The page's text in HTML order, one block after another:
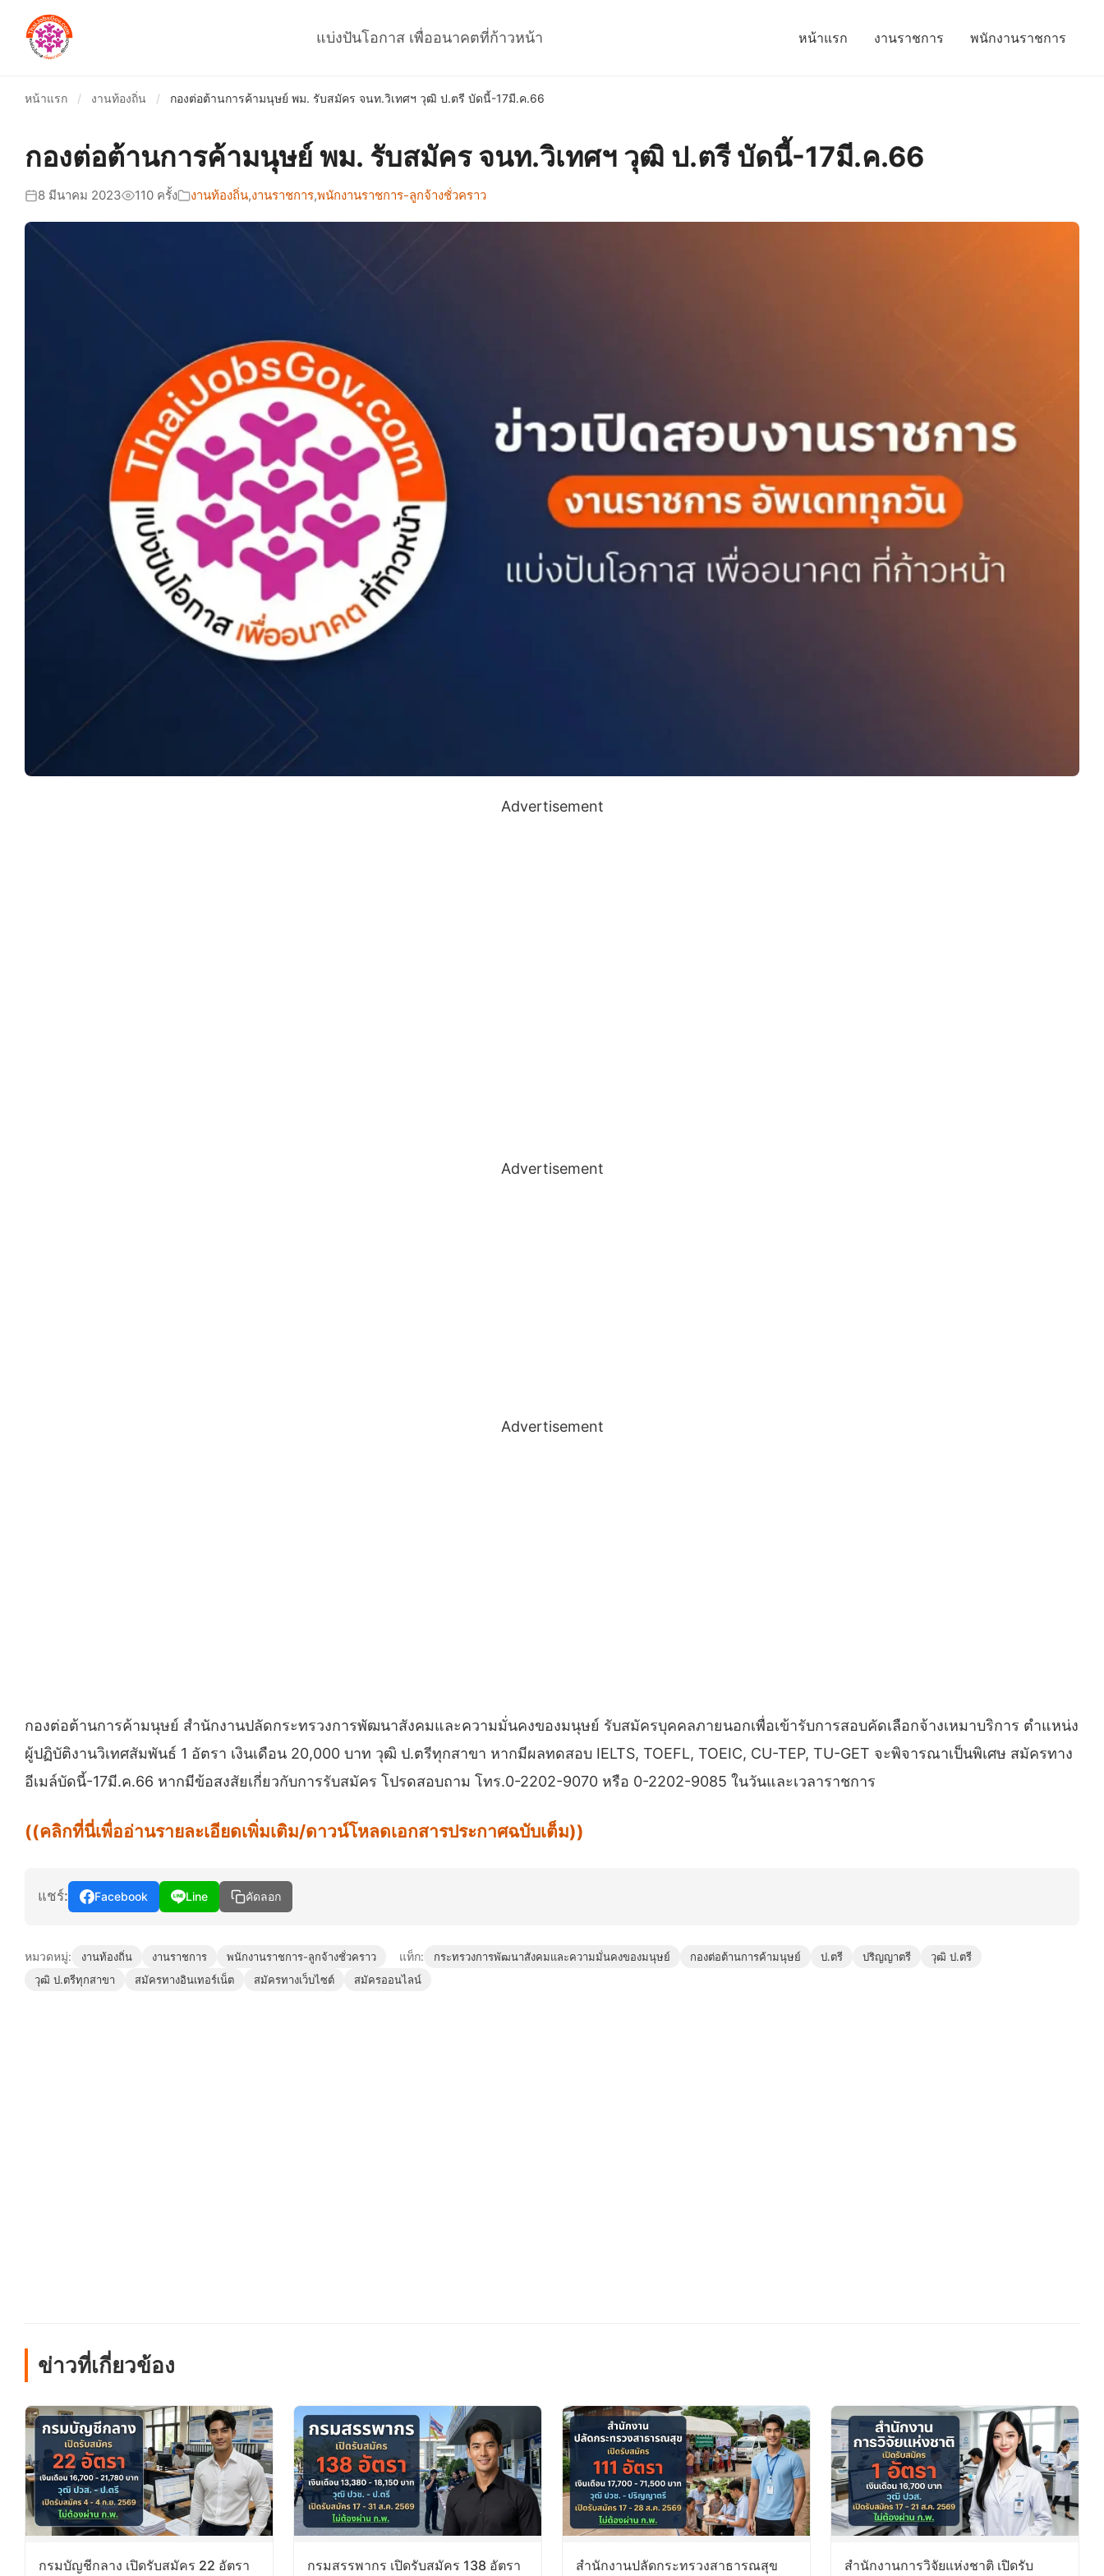
แบ่งปันโอกาส เพื่ออนาคตที่ก้าวหน้า หน้าแรก งานราชการ พนักงานราชการ
หน้าแรก / งานท้องถิ่น / กองต่อต้านการค้ามนุษย์ พม. รับสมัคร จนท.วิเทศฯ วุฒิ ป.ตรี บัดนี้-17มี.ค.66
กองต่อต้านการค้ามนุษย์ พม. รับสมัคร จนท.วิเทศฯ วุฒิ ป.ตรี บัดนี้-17มี.ค.66
8 มีนาคม 2023 110 ครั้ง งานท้องถิ่น,งานราชการ,พนักงานราชการ-ลูกจ้างชั่วคราว
Advertisement
Advertisement
Advertisement
กองต่อต้านการค้ามนุษย์ สำนักงานปลัดกระทรวงการพัฒนาสังคมและความมั่นคงของมนุษย์ รับสมัครบุคคลภายนอกเพื่อเข้ารับการสอบคัดเลือกจ้างเหมาบริการ ตำแหน่ง
ผู้ปฏิบัติงานวิเทศสัมพันธ์ 1 อัตรา เงินเดือน 20,000 บาท วุฒิ ป.ตรีทุกสาขา หากมีผลทดสอบ IELTS, TOEFL, TOEIC, CU-TEP, TU-GET จะพิจารณาเป็นพิเศษ สมัครทาง
อีเมล์บัดนี้-17มี.ค.66 หากมีข้อสงสัยเกี่ยวกับการรับสมัคร โปรดสอบถาม โทร.0-2202-9070 หรือ 0-2202-9085 ในวันและเวลาราชการ
((คลิกที่นี่เพื่ออ่านรายละเอียดเพิ่มเติม/ดาวน์โหลดเอกสารประกาศฉบับเต็ม))
แชร์: Facebook Line คัดลอก
หมวดหมู่: งานท้องถิ่น งานราชการ พนักงานราชการ-ลูกจ้างชั่วคราว แท็ก: กระทรวงการพัฒนาสังคมและความมั่นคงของมนุษย์ กองต่อต้านการค้ามนุษย์ ป.ตรี ปริญญาตรี
วุฒิ ป.ตรี
วุฒิ ป.ตรีทุกสาขา
สมัครทางอินเทอร์เน็ต สมัครทางเว็บไซต์ สมัครออนไลน์
ข่าวที่เกี่ยวข้อง
กรมบัญชีกลาง เปิดรับสมัคร 22 อัตรา กรมสรรพากร เปิดรับสมัคร 138 อัตรา สำนักงานปลัดกระทรวงสาธารณสุข สำนักงานการวิจัยแห่งชาติ เปิดรับ